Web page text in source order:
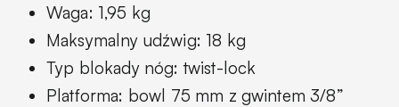
Waga: 1,95 kg
Maksymalny udźwig: 18 kg
Typ blokady nóg: twist-lock
Platforma: bowl 75 mm z gwintem 3/8”